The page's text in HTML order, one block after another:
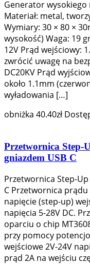
Generator wysokiego
Materiał: metal,
Wymiary: 30 × 80 ×
wysokość) Waga: 19
12V Prąd wejściowy:
zwrócić uwagę na
DC20KV Prąd
około 1.1mm
wyładowania […]
obniżka 40.40zł
Przetwornica Step-
gniazdem USB C
Przetwornica Step-Up
C Przetwornica prądu
napięcie (step-up)
napięcia 5-28V DC.
oparciu o chip
przy pomocy
wejściowe 2V-24V
prąd 2A na wejściu